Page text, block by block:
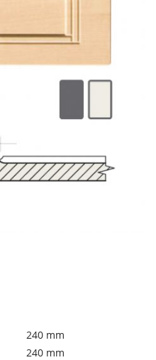
240 mm
240 mm